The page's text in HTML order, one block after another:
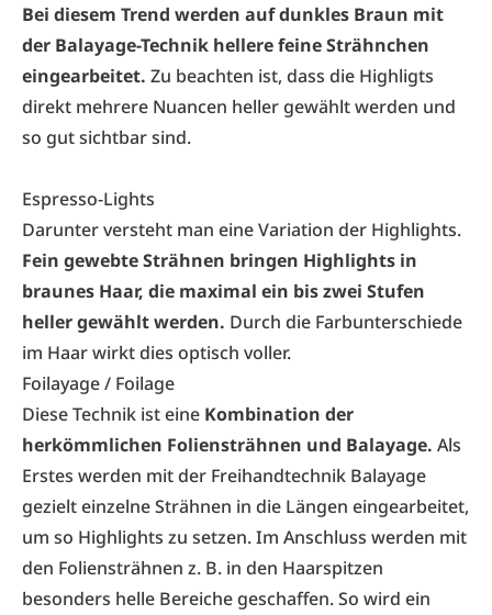
Bei diesem Trend werden auf dunkles Braun mit
der Balayage-Technik hellere feine Strähnchen
eingearbeitet. Zu beachten ist, dass die Highligts
direkt mehrere Nuancen heller gewählt werden und
so gut sichtbar sind.
Espresso-Lights
Darunter versteht man eine Variation der Highlights.
Fein gewebte Strähnen bringen Highlights in
braunes Haar, die maximal ein bis zwei Stufen
heller gewählt werden. Durch die Farbunterschiede
im Haar wirkt dies optisch voller.
Foilayage / Foilage
Diese Technik ist eine Kombination der
herkömmlichen Foliensträhnen und Balayage. Als
Erstes werden mit der Freihandtechnik Balayage
gezielt einzelne Strähnen in die Längen eingearbeitet,
um so Highlights zu setzen. Im Anschluss werden mit
den Foliensträhnen z. B. in den Haarspitzen
besonders helle Bereiche geschaffen. So wird ein